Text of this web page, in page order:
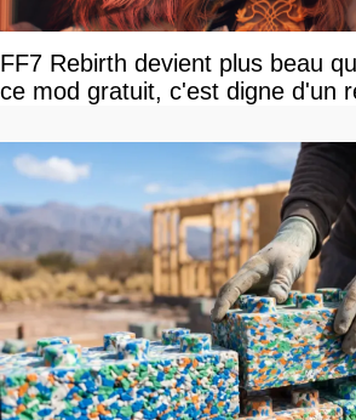
FF7 Rebirth devient plus beau
ce mod gratuit, c'est digne d'un